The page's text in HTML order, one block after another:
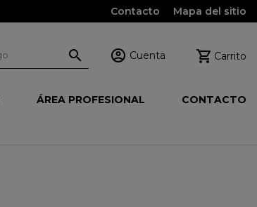
Contacto Mapa del sitio
  Cuenta  Carrito
ÁREA PROFESIONAL CONTACTO